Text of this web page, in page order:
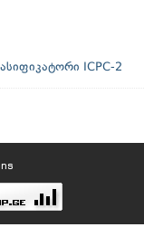
ICPC-2